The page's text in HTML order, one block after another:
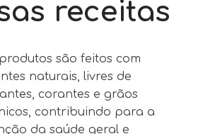
receitas
são feitos com
naturais, livres de
corantes e grãos
contribuindo para a
da saúde geral e